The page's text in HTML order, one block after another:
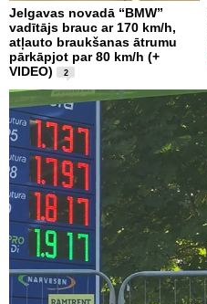
Jelgavas novadā “BMW”
vadītājs brauc ar 170 km/h,
atļauto braukšanas ātrumu
pārkāpjot par 80 km/h (+
VIDEO)
2